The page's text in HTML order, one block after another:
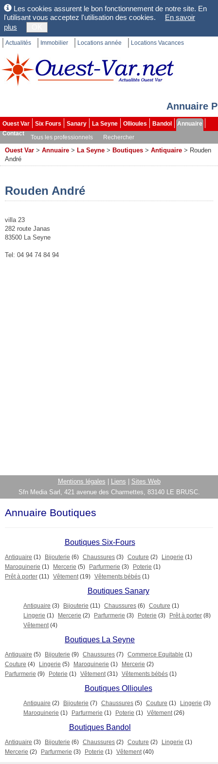
Les cookies assurent le bon fonctionnement de notre site. En
l'utilisant vous acceptez l'utilisation des cookies.
En savoir
plus
Actualités Immobilier Locations année Locations Vacances
Annuaire
Ouest Var Six Fours Sanary La Seyne Ollioules Bandol
Annuaire
Contact
Tous les professionnels Rechercher
Ouest Var > Annuaire > La Seyne > Boutiques > Antiquaire > Rouden
André
Rouden André
villa 23
282 route Janas
83500 La Seyne
Tel: 04 94 74 84 94
Mentions légales Liens
Sites Web
Sfn Media Sarl, 421 avenue des Charmettes, 83140 LE BRUSC.
Annuaire Boutiques
Boutiques Six-Fours
Antiquaire (1) Bijouterie (6) Chaussures (3) Couture (2) Lingerie (1)
Maroquinerie (1) Mercerie (5) Parfurmerie (3) Poterie (1)
Prêt à porter (11) Vêtement (19) Vêtements bébés (1)
Boutiques Sanary
Antiquaire (3) Bijouterie (11) Chaussures (6) Couture (1)
Lingerie (1) Mercerie (2) Parfurmerie (3) Poterie (3) Prêt à porter (8)
Vêtement (4)
Boutiques La Seyne
Antiquaire (5) Bijouterie (9) Chaussures (7) Commerce Equitable (1)
Couture (4) Lingerie (5) Maroquinerie (1) Mercerie (2)
Parfurmerie (9) Poterie (1) Vêtement (31) Vêtements bébés (1)
Boutiques Ollioules
Antiquaire (2) Bijouterie (7) Chaussures (5) Couture (1) Lingerie (3)
Maroquinerie (1) Parfurmerie (1) Poterie (1) Vêtement (26)
Boutiques Bandol
Antiquaire (3) Bijouterie (6) Chaussures (2) Couture (2) Lingerie (1)
Mercerie (2) Parfurmerie (3) Poterie (1) Vêtement (40)